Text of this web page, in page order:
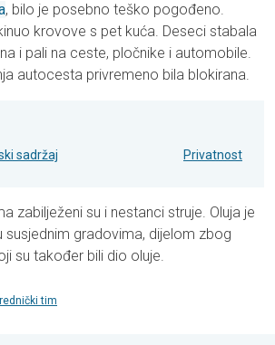
, bilo je posebno teško pogođeno.
krovove s pet kuća. Deseci stabala
i pali na ceste, pločnike i automobile.
autocesta privremeno bila blokirana.
sadržaj Privatnost
zabilježeni su i nestanci struje. Oluja je
susjednim gradovima, dijelom zbog
su također bili dio oluje.
tim